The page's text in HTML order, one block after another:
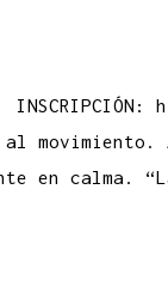
al
en calma.